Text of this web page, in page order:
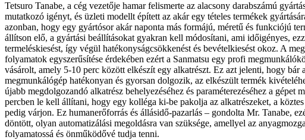
Tetsuro Tanabe, a cég vezetője hamar felismerte az alacsony darabszámú
mutatkozó igényt, és üzleti modellt épített az akár egy tételes termékek
azonban, hogy egy gyártósor akár naponta más formájú, méretű és funkciójú
állítson elő, a gyártási beállításokat gyakran kell módosítani, ami időigényes,
termeléskiesést, így végül hatékonyságcsökkenést és bevételkiesést okoz. A
folyamatok egyszerűsítése érdekében ezért a Sanmatsu egy profi
vásárolt, amely 5-10 perc között elkészít egy alkatrészt. Ez azt jelenti, hogy bár a
megmunkálógép hatékonyan és gyorsan dolgozik, az elkészült termék
újabb megdolgozandó alkatrész behelyezéséhez és paraméterezéséhez a gépet
percben le kell állítani, hogy egy kolléga ki-be pakolja az alkatrészeket, a
pedig várjon. Ez humanerőforrás és állásidő-pazarlás – gondolta Mr. Tanabe,
döntött, olyan automatizálási megoldásra van szüksége, amellyel az
folyamatossá és önműködővé tudja tenni.